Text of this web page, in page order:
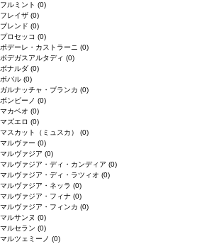
フルミント (0)
フレイザ (0)
ブレンド (0)
プロセッコ (0)
ポデーレ・カストラーニ (0)
ボデガスアルタディ (0)
ボナルダ (0)
ボバル (0)
ガルナッチャ・ブランカ (0)
ボンビーノ (0)
マカベオ (0)
マズエロ (0)
マスカット（ミュスカ） (0)
マルヴァー (0)
マルヴァジア (0)
マルヴァジア・ディ・カンディア (0)
マルヴァジア・ディ・ラツィオ (0)
マルヴァジア・ネッラ (0)
マルヴァジア・フィナ (0)
マルヴァジア・フィンカ (0)
マルサンヌ (0)
マルセラン (0)
マルツェミーノ (0)